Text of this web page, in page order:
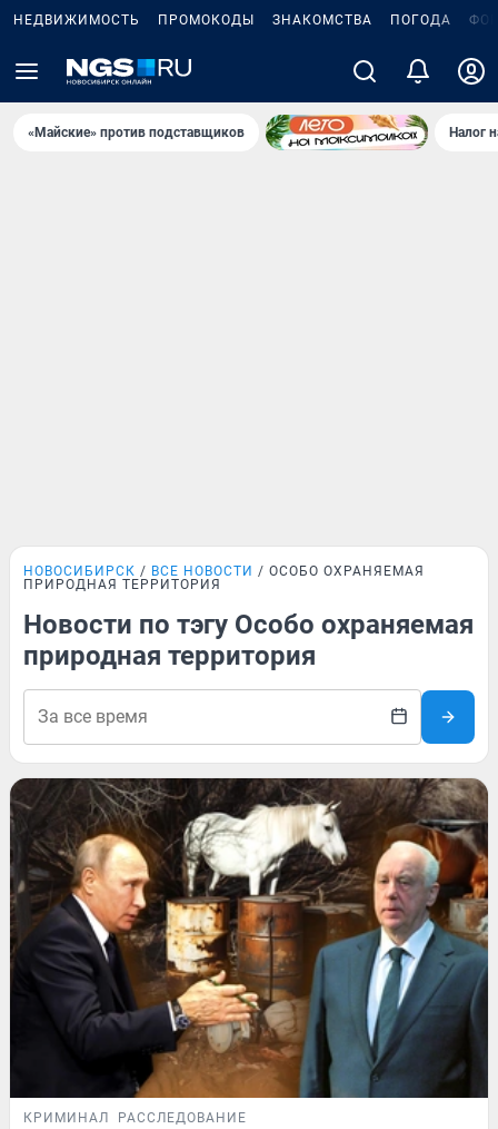
НЕДВИЖИМОСТЬ ПРОМОКОДЫ ЗНАКОМСТВА ПОГОДА
«Майские» против подставщиков Налог
НОВОСИБИРСК ВСЕ НОВОСТИ
ОСОБО ОХРАНЯЕМАЯ
ПРИРОДНАЯ ТЕРРИТОРИЯ
Новости по тэгу Особо охраняемая
природная территория
КРИМИНАЛ РАССЛЕДОВАНИЕ